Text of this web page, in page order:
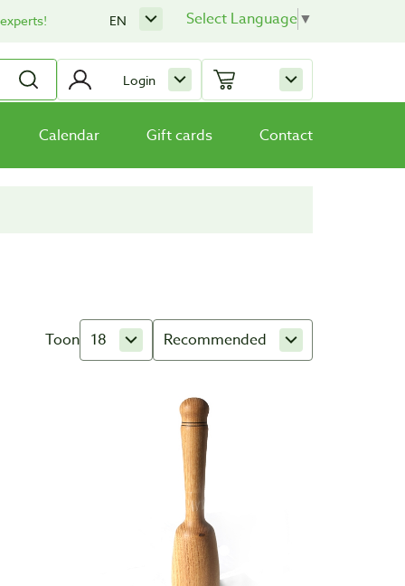
Select Language▼
EN
Login
Calendar Gift cards Contact
Toon 18 Recommended